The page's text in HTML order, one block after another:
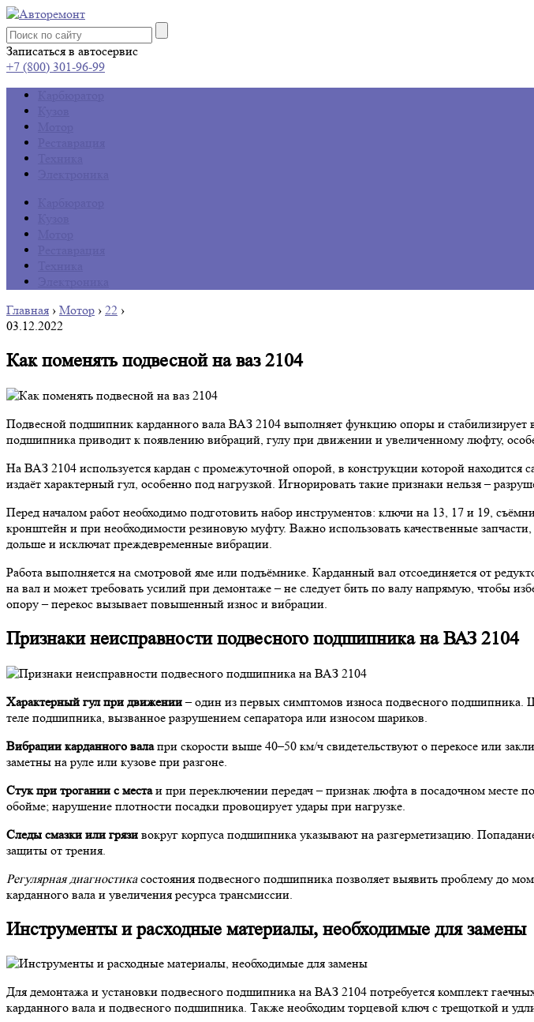
Записаться в автосервис
+7 (800) 301-96-99
Главная › Мотор › 22 ›
03.12.2022
Как поменять подвесной на ваз 2104
Подвесной подшипник карданного вала ВАЗ 2104 выполняет функцию опоры и стабилизирует
подшипника приводит к появлению вибраций, гулу при движении и увеличенному люфту,
На ВАЗ 2104 используется кардан с промежуточной опорой, в конструкции которой
издаёт характерный гул, особенно под нагрузкой. Игнорировать такие признаки нельзя –
Перед началом работ необходимо подготовить набор инструментов: ключи на 13, 17 и 19,
кронштейн и при необходимости резиновую муфту. Важно использовать качественные
дольше и исключат преждевременные вибрации.
Работа выполняется на смотровой яме или подъёмнике. Карданный вал отсоединяется от
на вал и может требовать усилий при демонтаже – не следует бить по валу напрямую, чтобы
опору – перекос вызывает повышенный износ и вибрации.
Признаки неисправности подвесного подшипника на ВАЗ 2104
Характерный гул при движении– один из первых симптомов износа подвесного подшипника.
теле подшипника, вызванное разрушением сепаратора или износом шариков.
Вибрации карданного валапри скорости выше 40–50 км/ч свидетельствуют о перекосе или
заметны на руле или кузове при разгоне.
Стук при трогании с местаи при переключении передач – признак люфта в посадочном месте
обойме; нарушение плотности посадки провоцирует удары при нагрузке.
Следы смазки или грязи вокруг корпуса подшипника указывают на разгерметизацию.
защиты от трения.
Регулярная диагностикасостояния подвесного подшипника позволяет выявить проблему до
карданного вала и увеличения ресурса трансмиссии.
Инструменты и расходные материалы, необходимые для замены
Для демонтажа и установки подвесного подшипника на ВАЗ 2104 потребуется комплект
карданного вала и подвесного подшипника. Также необходим торцевой ключ с трещоткой и